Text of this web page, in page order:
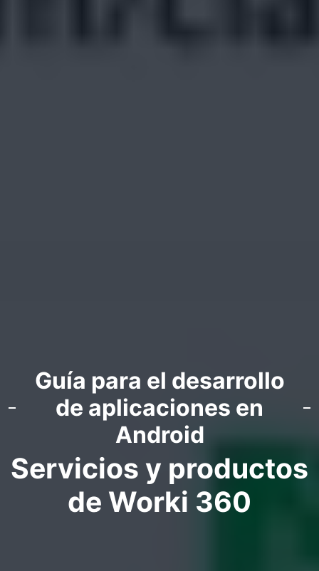
Guía para el desarrollo
de aplicaciones en
Android
Servicios y productos
de Worki 360